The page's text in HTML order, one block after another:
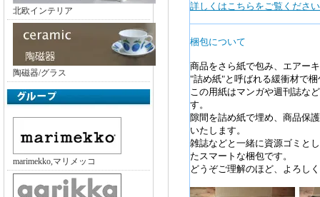
北欧インテリア
陶磁器/グラス
marimekko,マリメッコ
詳しくはこちらをご覧くださ
梱包について
商品をさら紙で包み、エアー
"詰め紙"と呼ばれる緩衝材で
この用紙はマンガや週刊誌な
す。
隙間を詰め紙で埋め、商品保
いたします。
雑誌などと一緒に資源ゴミと
たスマートな梱包です。
どうぞご理解のほど、よろし